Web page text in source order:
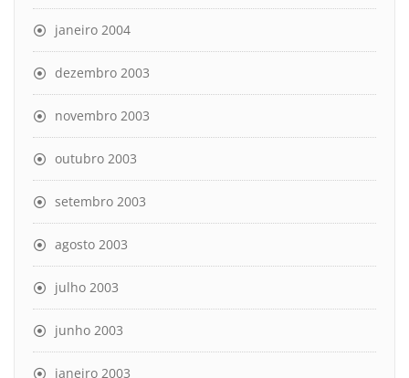
janeiro 2004
dezembro 2003
novembro 2003
outubro 2003
setembro 2003
agosto 2003
julho 2003
junho 2003
janeiro 2003